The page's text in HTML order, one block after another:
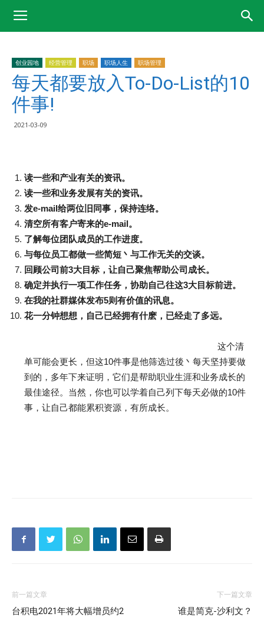
创业园地 经营管理 职场 职场人生 职场管理
每天都要放入To-Do-List的10
件事!
2021-03-09
读一些和产业有关的资讯。
读一些和业务发展有关的资讯。
发e-mail给两位旧同事，保持连络。
清空所有客户寄来的e-mail。
了解每位团队成员的工作进度。
与每位员工都做一些简短丶与工作无关的交谈。
回顾公司前3大目标，让自己聚焦帮助公司成长。
确定并执行一项工作任务，协助自己往这3大目标前进。
在我的社群媒体发布5则有价值的讯息。
花一分钟想想，自己已经拥有什麽，已经走了多远。
这个清
单可能会更长，但这10件事是他筛选过後丶每天坚持要做
到的，多年下来证明，它们是帮助职业生涯和业务成长的
最佳途径。当然，你也可以学着自己列下每天必做的10件
事，让自己都能累积资源，有所成长。
前一篇文章
台积电2021年将大幅增员约2
下一篇文章
谁是简克-沙利文？